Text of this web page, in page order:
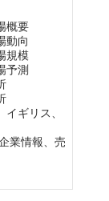
概要
動向
規模
予測
ギリス、
業情報、売